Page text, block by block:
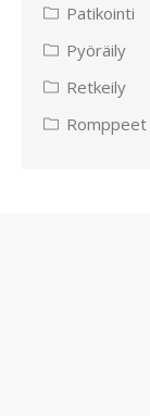
Patikointi
Pyöräily
Retkeily
Romppeet